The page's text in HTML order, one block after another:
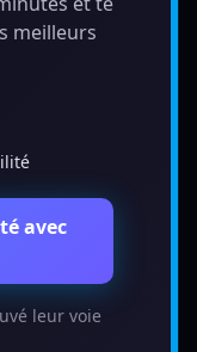
meilleurs
avec
leur voie